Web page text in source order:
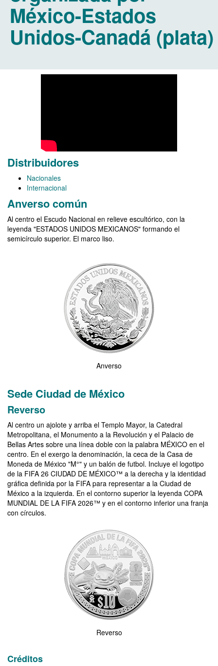
México-Estados
Unidos-Canadá (plata)
Distribuidores
Nacionales
Internacional
Anverso común
Al centro el Escudo Nacional en relieve escultórico, con la
leyenda "ESTADOS UNIDOS MEXICANOS" formando el
semicírculo superior. El marco liso.
Anverso
Sede Ciudad de México
Reverso
Al centro un ajolote y arriba el Templo Mayor, la Catedral
Metropolitana, el Monumento a la Revolución y el Palacio de
Bellas Artes sobre una línea doble con la palabra MÉXICO en el
centro. En el exergo la denominación, la ceca de la Casa de
Moneda de México "M°" y un balón de futbol. Incluye el logotipo
de la FIFA 26 CIUDAD DE MÉXICO™ a la derecha y la identidad
gráfica definida por la FIFA para representar a la Ciudad de
México a la izquierda. En el contorno superior la leyenda COPA
MUNDIAL DE LA FIFA 2026™ y en el contorno inferior una franja
con círculos.
Imagen del reverso de la moneda de la Copa Mundial de la FIFA
Reverso
Créditos